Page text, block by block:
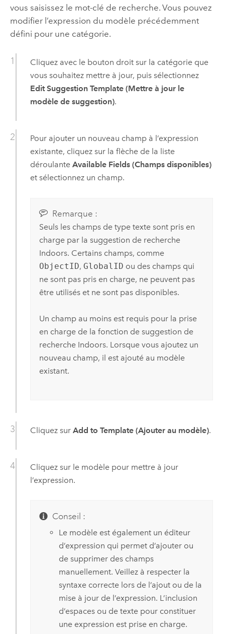
vous saisissez le mot-clé de recherche. Vous pouvez
modifier l’expression du modèle précédemment
défini pour une catégorie.
Cliquez avec le bouton droit sur la catégorie que
vous souhaitez mettre à jour, puis sélectionnez
Edit Suggestion Template (Mettre à jour le
modèle de suggestion).
Pour ajouter un nouveau champ à l’expression
existante, cliquez sur la flèche de la liste
déroulante Available Fields (Champs disponibles)
et sélectionnez un champ.
Remarque :
Seuls les champs de type texte sont pris en
charge par la suggestion de recherche
Indoors. Certains champs, comme
ObjectID, GlobalID ou des champs qui
ne sont pas pris en charge, ne peuvent pas
être utilisés et ne sont pas disponibles.
Un champ au moins est requis pour la prise
en charge de la fonction de suggestion de
recherche Indoors. Lorsque vous ajoutez un
nouveau champ, il est ajouté au modèle
existant.
Cliquez sur Add to Template (Ajouter au modèle).
Cliquez sur le modèle pour mettre à jour
l’expression.
Conseil :
Le modèle est également un éditeur
d’expression qui permet d’ajouter ou
de supprimer des champs
manuellement. Veillez à respecter la
syntaxe correcte lors de l’ajout ou de la
mise à jour de l’expression. L’inclusion
d’espaces ou de texte pour constituer
une expression est prise en charge.